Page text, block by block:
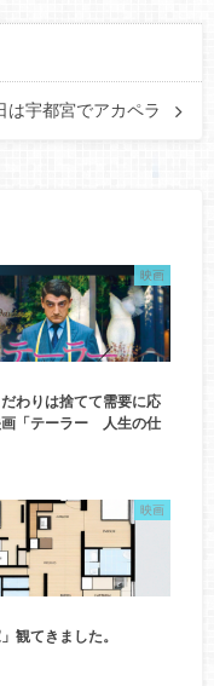
は宇都宮でアカペラ
映画
わりは捨てて需要に応
画「テーラー 人生の仕
映画
」観てきました。